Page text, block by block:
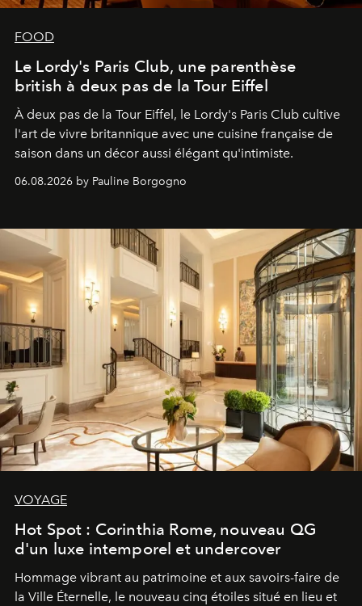
FOOD
Le Lordy's Paris Club, une parenthèse
british à deux pas de la Tour Eiffel
À deux pas de la Tour Eiffel, le Lordy's Paris Club cultive
l'art de vivre britannique avec une cuisine française de
saison dans un décor aussi élégant qu'intimiste.
06.08.2026 by Pauline Borgogno
VOYAGE
Hot Spot : Corinthia Rome, nouveau QG
d'un luxe intemporel et undercover
Hommage vibrant au patrimoine et aux savoirs-faire de
la Ville Éternelle, le nouveau cinq étoiles situé en lieu et